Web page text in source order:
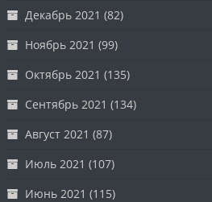
Декабрь 2021 (82)
Ноябрь 2021 (99)
Октябрь 2021 (135)
Сентябрь 2021 (134)
Август 2021 (87)
Июль 2021 (107)
Июнь 2021 (115)